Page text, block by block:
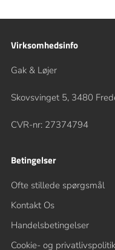
Virksomhedsinfo
Gak & Løjer
Skovsvinget 5, 3480
CVR-nr: 27374794
Betingelser
Ofte stillede spørgsmål
Kontakt Os
Handelsbetingelser
Cookie- og privatlivspolitik